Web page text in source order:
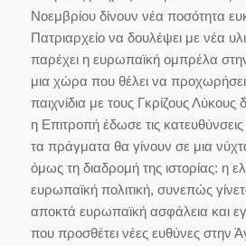
Νοεμβρίου δίνουν νέα ποσότητα
Πατριαρχείο να δουλέψει με νέα
παρέχει η ευρωπαϊκή ομπρέλα
μια χώρα που θέλει να
παιχνίδια με τους Γκρίζους
η Επιτροπή έδωσε τις
τα πράγματα θα γίνουν σε μια
όμως τη διαδρομή της ιστορίας: η
ευρωπαϊκή πολιτική, συνεπώς
αποκτά ευρωπαϊκή ασφάλεια και
που προσθέτει νέες ευθύνες στην